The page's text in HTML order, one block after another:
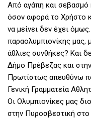
Από αγάπη και σεβασμό
όσον αφορά το Χρήστο
να μείνει δεν έχει
παραολυμπιονίκης μας,
άθλιες συνθήκες? Και
Δήμο Πρέβεζας και
Πρωτίστως απευθύνω
Γενική Γραμματεία
Οι Ολυμπιονίκες μας
στην Πυροσβεστική στο